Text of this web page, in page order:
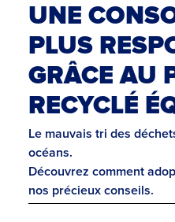
UNE
PLUS
GRÂCE AU
RECYCLÉ
Le mauvais tri des
océans.
Découvrez comment
nos précieux conseils.